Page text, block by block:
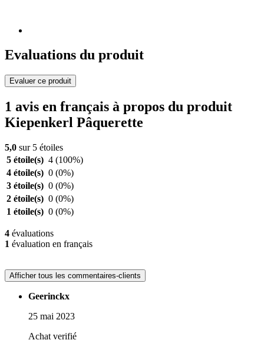
Evaluations du produit
Evaluer ce produit
1 avis en français à propos du produit
Kiepenkerl Pâquerette
5,0 sur 5 étoiles
5 étoile(s) 4 (100%)
4 étoile(s) 0 (0%)
3 étoile(s) 0 (0%)
2 étoile(s) 0 (0%)
1 étoile(s) 0 (0%)
4 évaluations
1 évaluation en français
Afficher tous les commentaires-clients
Geerinckx
25 mai 2023
Achat verifié